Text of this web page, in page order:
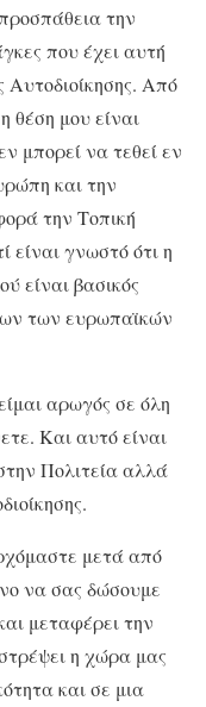
την
που έχει αυτή
Αυτοδιοίκησης. Από
θέση μου είναι
μπορεί να τεθεί εν
και την
την Τοπική
είναι γνωστό ότι η
είναι βασικός
των ευρωπαϊκών
αρωγός σε όλη
Και αυτό είναι
Πολιτεία αλλά
μετά από
να σας δώσουμε
μεταφέρει την
η χώρα μας
και σε μια